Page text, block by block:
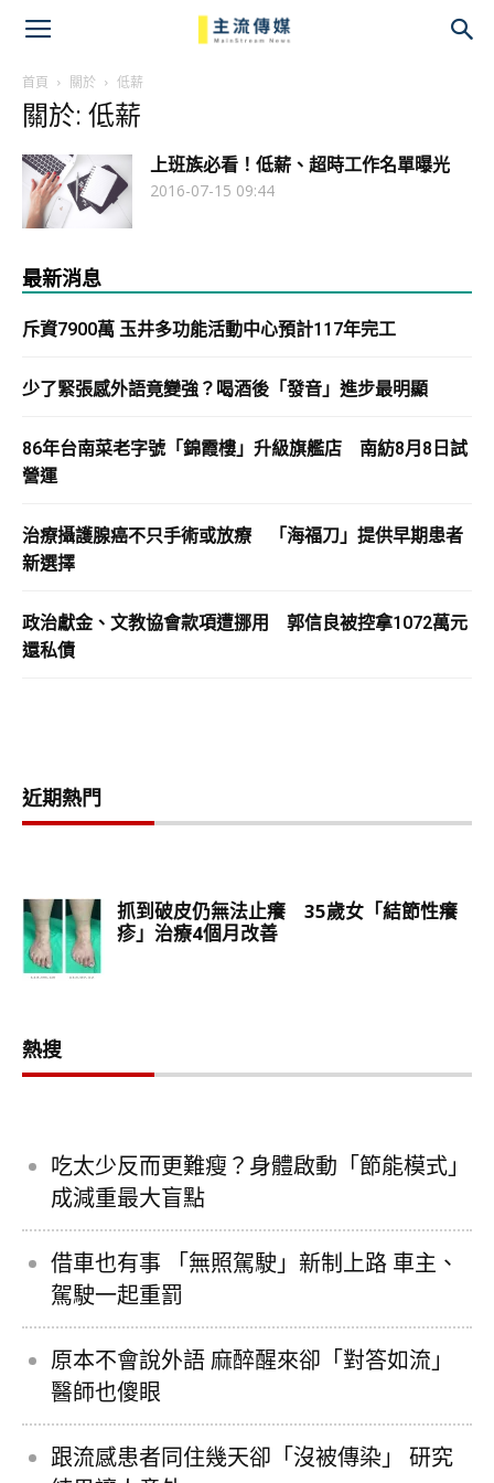
首頁 關於 低薪
關於: 低薪
上班族必看！低薪、超時工作名單曝光
2016-07-15 09:44
最新消息
斥資7900萬 玉井多功能活動中心預計117年完工
少了緊張感外語竟變強？喝酒後「發音」進步最明顯
86年台南菜老字號「錦霞樓」升級旗艦店 南紡8月8日試
營運
治療攝護腺癌不只手術或放療 「海福刀」提供早期患者
新選擇
政治獻金、文教協會款項遭挪用 郭信良被控拿1072萬元
還私債
近期熱門
熱搜
吃太少反而更難瘦？身體啟動「節能模式」
成減重最大盲點
借車也有事 「無照駕駛」新制上路 車主、
駕駛一起重罰
原本不會說外語 麻醉醒來卻「對答如流」
醫師也傻眼
跟流感患者同住幾天卻「沒被傳染」 研究